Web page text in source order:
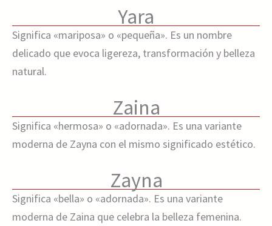
Yara
Significa «mariposa» o «pequeña». Es un nombre
delicado que evoca ligereza, transformación y belleza
natural.
Zaina
Significa «hermosa» o «adornada». Es una variante
moderna de Zayna con el mismo significado estético.
Zayna
Significa «bella» o «adornada». Es una variante
moderna de Zaina que celebra la belleza femenina.